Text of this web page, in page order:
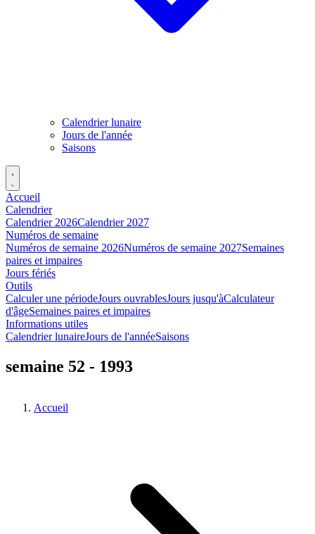
Calendrier lunaire
Jours de l'année
Saisons
Accueil
Calendrier
Calendrier 2026Calendrier 2027
Numéros de semaine
Numéros de semaine 2026Numéros de semaine 2027Semaines
paires et impaires
Jours fériés
Outils
Calculer une périodeJours ouvrablesJours jusqu'àCalculateur
d'âgeSemaines paires et impaires
Informations utiles
Calendrier lunaireJours de l'annéeSaisons
semaine 52 - 1993
Accueil